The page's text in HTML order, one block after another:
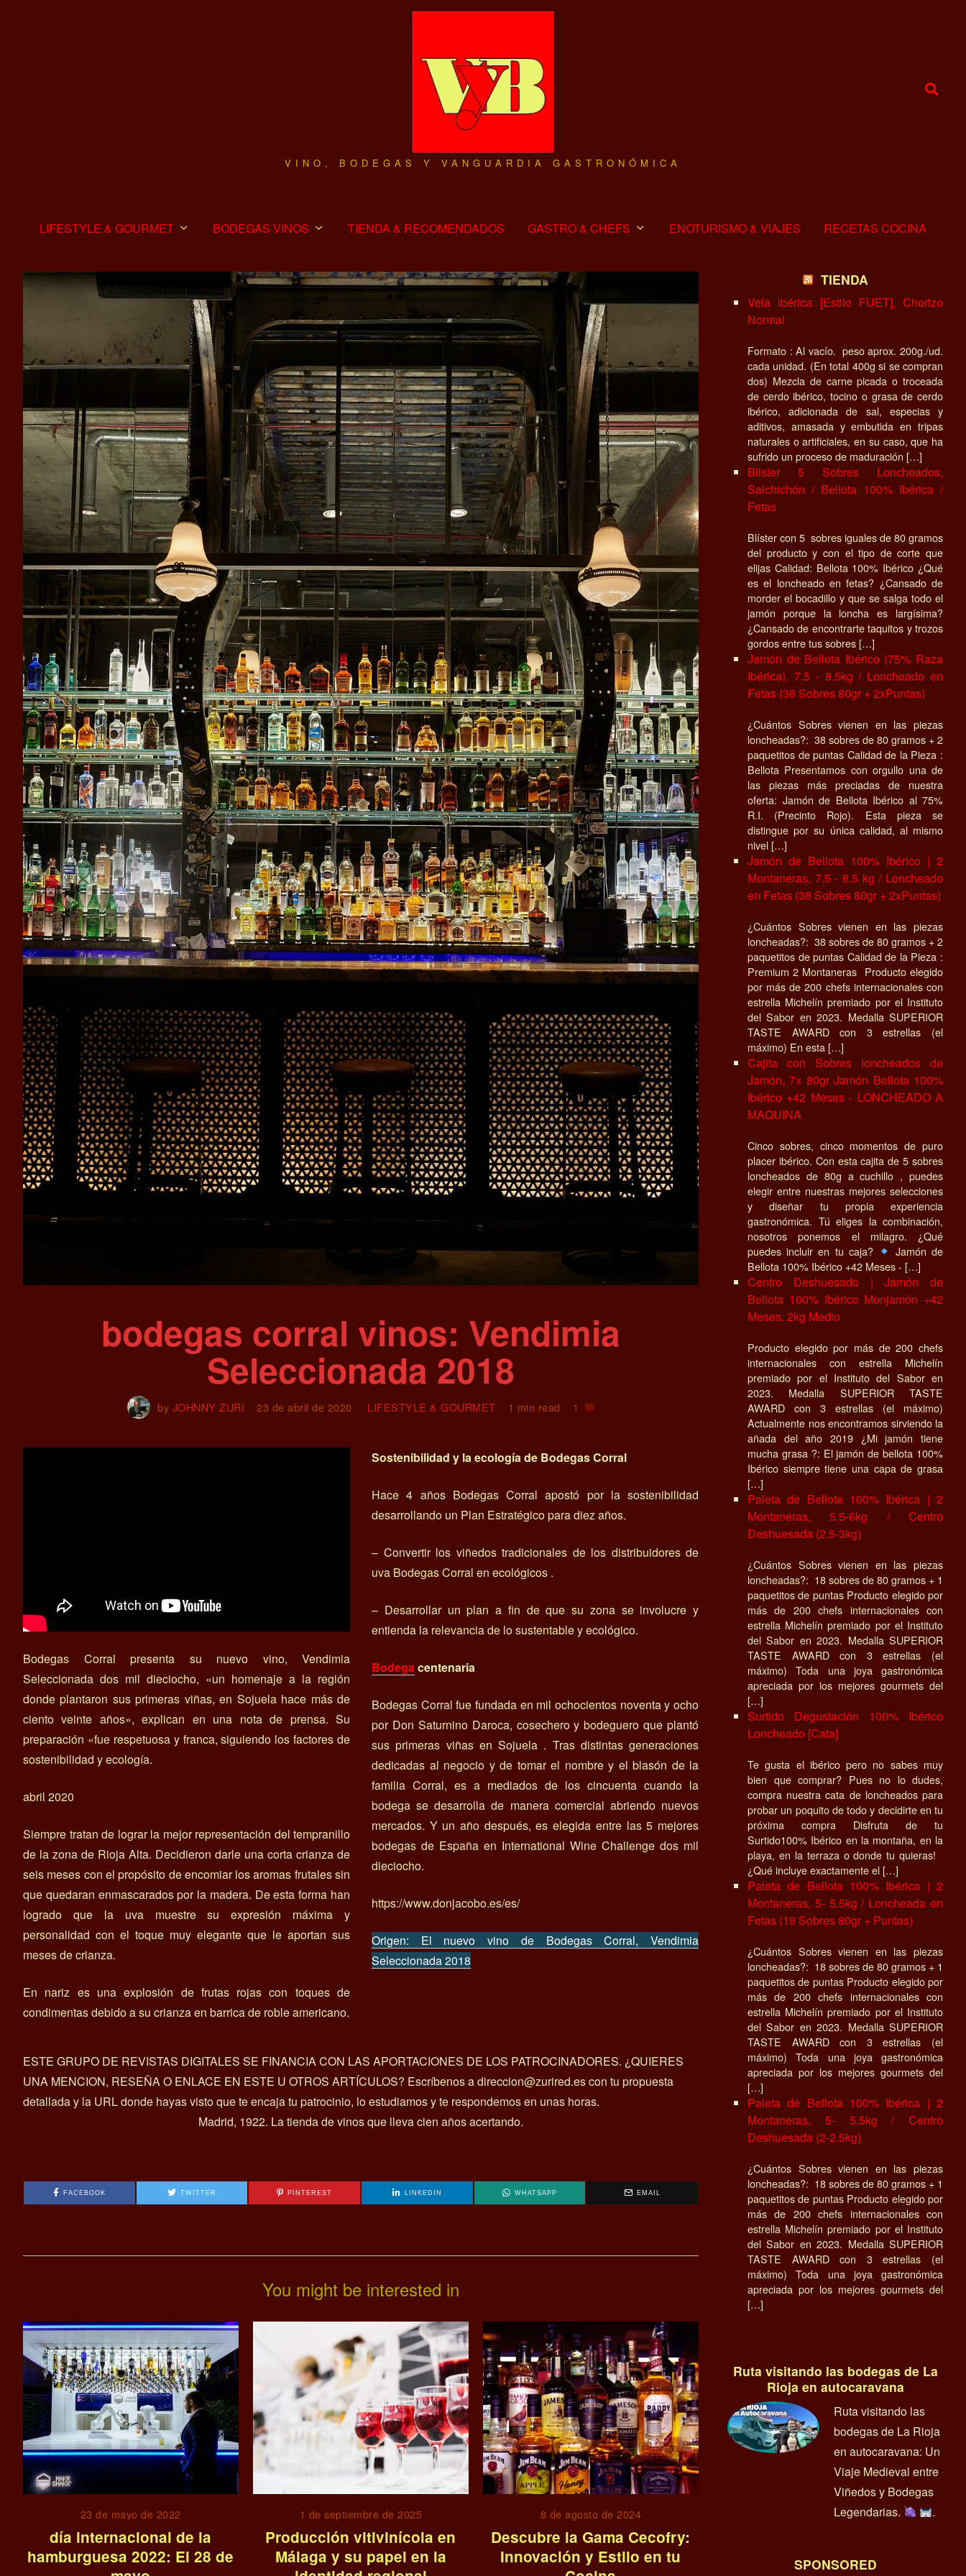
VINO, BODEGAS Y VANGUARDIA GASTRONÓMICA
LIFESTYLE & GOURMET BODEGAS VINOS TIENDA & RECOMENDADOS GASTRO & CHEFS ENOTURISMO & VIAJES RECETAS COCINA
bodegas corral vinos: Vendimia
Seleccionada 2018
by JOHNNY ZURI 23 de abril de 2020 LIFESTYLE & GOURMET 1 min read 1
Bodegas Corral presenta su nuevo vino, Vendimia
Seleccionada dos mil dieciocho, «un homenaje a la región
donde plantaron sus primeras viñas, en Sojuela hace más de
ciento veinte años», explican en una nota de prensa. Su
preparación «fue respetuosa y franca, siguiendo los factores de
sostenibilidad y ecología.
abril 2020
Siempre tratan de lograr la mejor representación del tempranillo
de la zona de Rioja Alta. Decidieron darle una corta crianza de
seis meses con el propósito de encomiar los aromas frutales sin
que quedaran enmascarados por la madera. De esta forma han
logrado que la uva muestre su expresión máxima y
personalidad con el toque muy elegante que le aportan sus
meses de crianza.
En nariz es una explosión de frutas rojas con toques de
condimentas debido a su crianza en barrica de roble americano.
Sostenibilidad y la ecología de Bodegas Corral
Hace 4 años Bodegas Corral apostó por la sostenibilidad
desarrollando un Plan Estratégico para diez años.
– Convertir los viñedos tradicionales de los distribuidores de
uva Bodegas Corral en ecológicos .
– Desarrollar un plan a fin de que su zona se involucre y
entienda la relevancia de lo sustentable y ecológico.
Bodegacentenaria
Bodegas Corral fue fundada en mil ochocientos noventa y ocho
por Don Saturnino Daroca, cosechero y bodeguero que plantó
sus primeras viñas en Sojuela . Tras distintas generaciones
dedicadas al negocio y de tomar el nombre y el blasón de la
familia Corral, es a mediados de los cincuenta cuando la
bodega se desarrolla de manera comercial abriendo nuevos
mercados. Y un año después, es elegida entre las 5 mejores
bodegas de España en International Wine Challenge dos mil
dieciocho.
https://www.donjacobo.es/es/
Origen: El nuevo vino de Bodegas Corral, Vendimia
Seleccionada 2018
ESTE GRUPO DE REVISTAS DIGITALES SE FINANCIA CON LAS APORTACIONES DE LOS PATROCINADORES. ¿QUIERES
UNA MENCION, RESEÑA O ENLACE EN ESTE U OTROS ARTÍCULOS? Escríbenos a direccion@zurired.es con tu propuesta
detallada y la URL donde hayas visto que te encaja tu patrocinio, lo estudiamos y te respondemos en unas horas.
Madrid, 1922. La tienda de vinos que lleva cien años acertando.
FACEBOOK TWITTER PINTEREST LINKEDIN WHATSAPP EMAIL
You might be interested in
23 de mayo de 2022
día internacional de la
hamburguesa 2022: El 28 de
1 de septiembre de 2025
Producción vitivinícola en
Málaga y su papel en la
8 de agosto de 2024
Descubre la Gama Cecofry:
Innovación y Estilo en tu
TIENDA
Vela ibérica [Estilo FUET], Chorizo
Normal
Formato : Al vacío. peso aprox. 200g./ud.
cada unidad. (En total 400g si se compran
dos) Mezcla de carne picada o troceada
de cerdo ibérico, tocino o grasa de cerdo
ibérico, adicionada de sal, especias y
aditivos, amasada y embutida en tripas
naturales o artificiales, en su caso, que ha
sufrido un proceso de maduración […]
Blister 5 Sobres Loncheados,
Salchichón / Bellota 100% Ibérica /
Fetas
Blíster con 5 sobres iguales de 80 gramos
del producto y con el tipo de corte que
elijas Calidad: Bellota 100% Ibérico ¿Qué
es el loncheado en fetas? ¿Cansado de
morder el bocadillo y que se salga todo el
jamón porque la loncha es largísima?
¿Cansado de encontrarte taquitos y trozos
gordos entre tus sobres […]
Jamón de Bellota Ibérico (75% Raza
Ibérica), 7.5 - 8.5kg / Loncheado en
Fetas (38 Sobres 80gr + 2xPuntas)
¿Cuántos Sobres vienen en las piezas
loncheadas?: 38 sobres de 80 gramos + 2
paquetitos de puntas Calidad de la Pieza :
Bellota Presentamos con orgullo una de
las piezas más preciadas de nuestra
oferta: Jamón de Bellota Ibérico al 75%
R.I. (Precinto Rojo). Esta pieza se
distingue por su única calidad, al mismo
nivel […]
Jamón de Bellota 100% Ibérico | 2
Montaneras, 7.5 - 8.5 kg / Loncheado
en Fetas (38 Sobres 80gr + 2xPuntas)
¿Cuántos Sobres vienen en las piezas
loncheadas?: 38 sobres de 80 gramos + 2
paquetitos de puntas Calidad de la Pieza :
Premium 2 Montaneras Producto elegido
por más de 200 chefs internacionales con
estrella Michelín premiado por el Instituto
del Sabor en 2023. Medalla SUPERIOR
TASTE AWARD con 3 estrellas (el
máximo) En esta […]
Cajita con Sobres loncheados de
Jamón, 7x 80gr Jamón Bellota 100%
Ibérico +42 Meses - LONCHEADO A
MAQUINA
Cinco sobres, cinco momentos de puro
placer ibérico. Con esta cajita de 5 sobres
loncheados de 80g a cuchillo , puedes
elegir entre nuestras mejores selecciones
y diseñar tu propia experiencia
gastronómica. Tú eliges la combinación,
nosotros ponemos el milagro. ¿Qué
puedes incluir en tu caja?
Jamón de
Bellota 100% Ibérico +42 Meses - […]
Centro Deshuesado | Jamón de
Bellota 100% Ibérico Monjamón +42
Meses, 2kg Medio
Producto elegido por más de 200 chefs
internacionales con estrella Michelín
premiado por el Instituto del Sabor en
2023. Medalla SUPERIOR TASTE
AWARD con 3 estrellas (el máximo)
Actualmente nos encontramos sirviendo la
añada del año 2019 ¿Mi jamón tiene
mucha grasa ?: El jamón de bellota 100%
Ibérico siempre tiene una capa de grasa
[…]
Paleta de Bellota 100% Ibérica | 2
Montaneras, 5.5-6kg / Centro
Deshuesada (2.5-3kg)
¿Cuántos Sobres vienen en las piezas
loncheadas?: 18 sobres de 80 gramos + 1
paquetitos de puntas Producto elegido por
más de 200 chefs internacionales con
estrella Michelín premiado por el Instituto
del Sabor en 2023. Medalla SUPERIOR
TASTE AWARD con 3 estrellas (el
máximo) Toda una joya gastronómica
apreciada por los mejores gourmets del
[…]
Surtido Degustación 100% Ibérico
Loncheado [Cata]
Te gusta el ibérico pero no sabes muy
bien que comprar? Pues no lo dudes,
compra nuestra cata de loncheados para
probar un poquito de todo y decidirte en tu
próxima compra Disfruta de tu
Surtido100% Ibérico en la montaña, en la
playa, en la terraza o donde tu quieras!
¿Qué incluye exactamente el […]
Paleta de Bellota 100% Ibérica | 2
Montaneras, 5- 5.5kg / Loncheada en
Fetas (19 Sobres 80gr + Puntas)
¿Cuántos Sobres vienen en las piezas
loncheadas?: 18 sobres de 80 gramos + 1
paquetitos de puntas Producto elegido por
más de 200 chefs internacionales con
estrella Michelín premiado por el Instituto
del Sabor en 2023. Medalla SUPERIOR
TASTE AWARD con 3 estrellas (el
máximo) Toda una joya gastronómica
apreciada por los mejores gourmets del
[…]
Paleta de Bellota 100% Ibérica | 2
Montaneras, 5- 5.5kg / Centro
Deshuesada (2-2.5kg)
¿Cuántos Sobres vienen en las piezas
loncheadas?: 18 sobres de 80 gramos + 1
paquetitos de puntas Producto elegido por
más de 200 chefs internacionales con
estrella Michelín premiado por el Instituto
del Sabor en 2023. Medalla SUPERIOR
TASTE AWARD con 3 estrellas (el
máximo) Toda una joya gastronómica
apreciada por los mejores gourmets del
[…]
Ruta visitando las bodegas de La
Rioja en autocaravana
Ruta visitando las
bodegas de La Rioja
en autocaravana: Un
Viaje Medieval entre
Viñedos y Bodegas
Legendarias.
.
SPONSORED